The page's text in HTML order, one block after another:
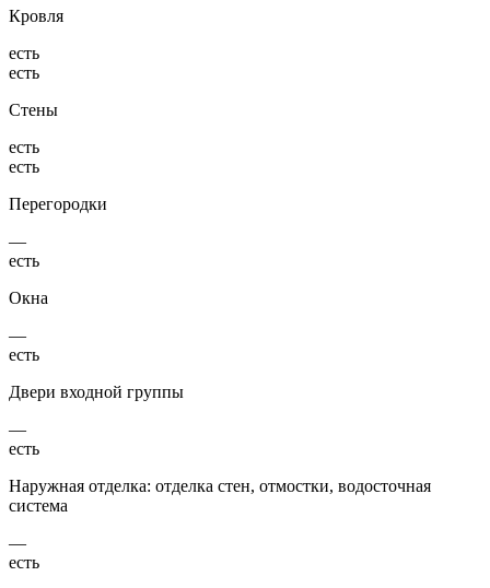
Кровля
есть
есть
Стены
есть
есть
Перегородки
—
есть
Окна
—
есть
Двери входной группы
—
есть
Наружная отделка: отделка стен, отмостки, водосточная
система
—
есть